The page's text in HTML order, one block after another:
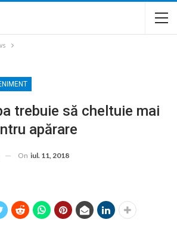
trebuie să cheltuie mai
apărare
On iul. 11, 2018